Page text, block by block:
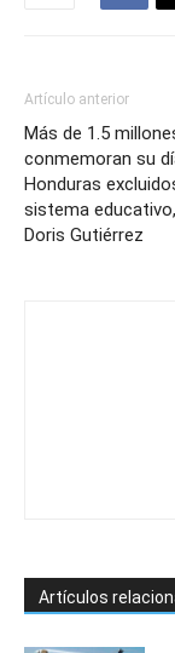
Artículo anterior
Más de 1.5
conmemoran su
Honduras
sistema
Doris Gutiérrez
Artículos